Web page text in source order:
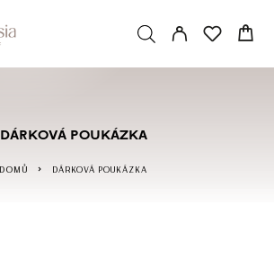
DÁRKOVÁ POUKÁZKA
DOMŮ DÁRKOVÁ POUKÁZKA